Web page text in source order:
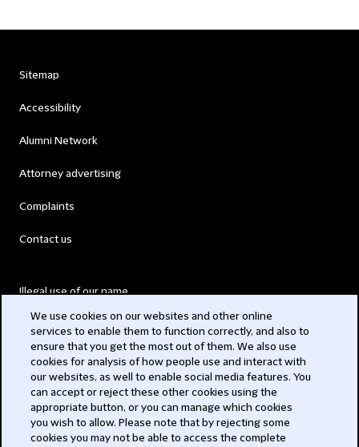
Sitemap
Accessibility
Alumni Network
Attorney advertising
Complaints
Contact us
Illegal use of our name
Modern Slavery Act
Privacy
Subscribe
We use cookies on our websites and other online
services to enable them to function correctly, and also to
ensure that you get the most out of them. We also use
cookies for analysis of how people use and interact with
our websites, as well to enable social media features. You
can accept or reject these other cookies using the
appropriate button, or you can manage which cookies
you wish to allow. Please note that by rejecting some
cookies you may not be able to access the complete